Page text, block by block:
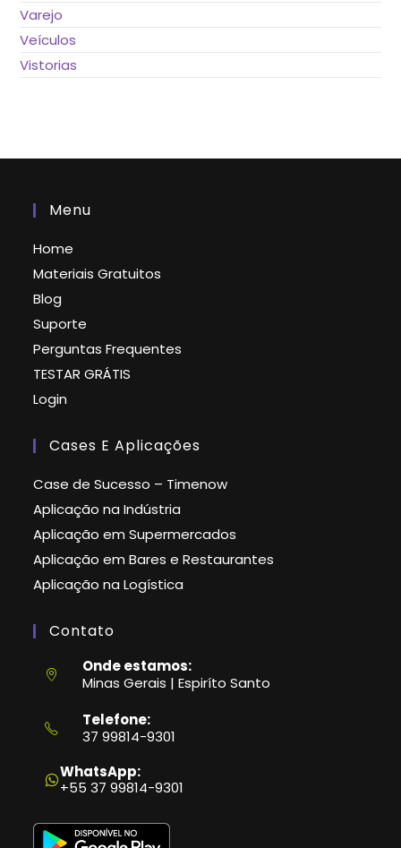
Varejo
Veículos
Vistorias
Menu
Home
Materiais Gratuitos
Blog
Suporte
Perguntas Frequentes
TESTAR GRÁTIS
Login
Cases E Aplicações
Case de Sucesso – Timenow
Aplicação na Indústria
Aplicação em Supermercados
Aplicação em Bares e Restaurantes
Aplicação na Logística
Contato
Onde estamos:
Minas Gerais | Espiríto Santo
Telefone:
37 99814-9301
em
seu
aplicativo
WhatsApp:
+55 37 99814-9301